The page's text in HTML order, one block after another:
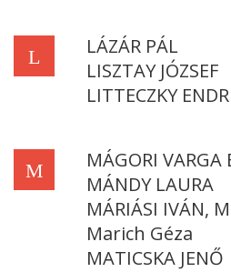
L
LÁZÁR PÁL
LISZTAY JÓZSEF
LITTECZKY
M
MÁGORI VARGA
MÁNDY LAURA
MÁRIÁSI IVÁN,
Marich Géza
MATICSKA JENŐ